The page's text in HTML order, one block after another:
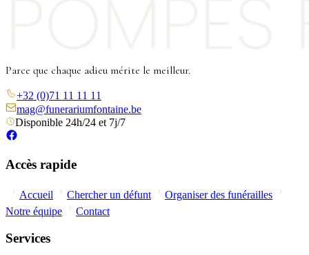
Parce que chaque adieu mérite le meilleur.
+32 (0)71 11 11 11
mag@funerariumfontaine.be
Disponible 24h/24 et 7j/7
Accès rapide
Accueil Chercher un défunt
Organiser des funérailles
Notre équipe
Contact
Services